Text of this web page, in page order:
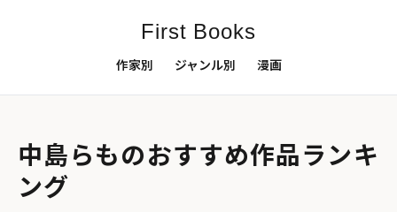
First Books
作家別 ジャンル別 漫画
中島らものおすすめ作品ランキ
ング